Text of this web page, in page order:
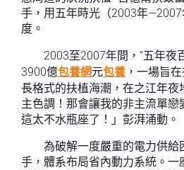
手，用五年時光（2003年
度。
2003至2007年間，“五年夜
3900億包養網元包養 ，一場旨
長格式的扶植海潮，在之江年夜
主色調！那會讓我的非主流單戀
這太不水瓶座了！」彭湃涌動。
為破解一度嚴重的電力供給
手，體系布局省內動力系統。一